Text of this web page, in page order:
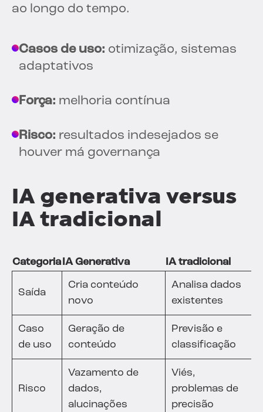
ao longo do tempo.
Casos de uso: otimização, sistemas
adaptativos
Força: melhoria contínua
Risco: resultados indesejados se
houver má governança
IA generativa versus
IA tradicional
CategoriaIA Generativa IA tradicional
Saída
Cria conteúdo
novo
Analisa dados
existentes
Caso
de uso
Geração de
conteúdo
Previsão e
classificação
Risco
Vazamento de
dados,
alucinações
Viés,
problemas de
precisão